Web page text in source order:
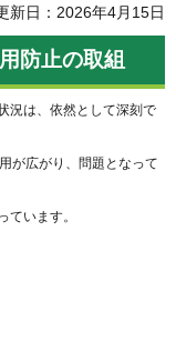
新日：2026年4月15日
防止の取組
況は、依然として深刻で
が広がり、問題となって
います。